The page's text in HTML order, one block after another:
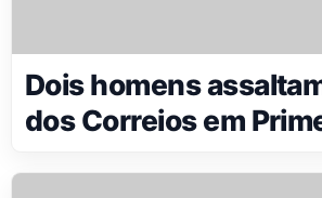
Dois homens
dos Correios em